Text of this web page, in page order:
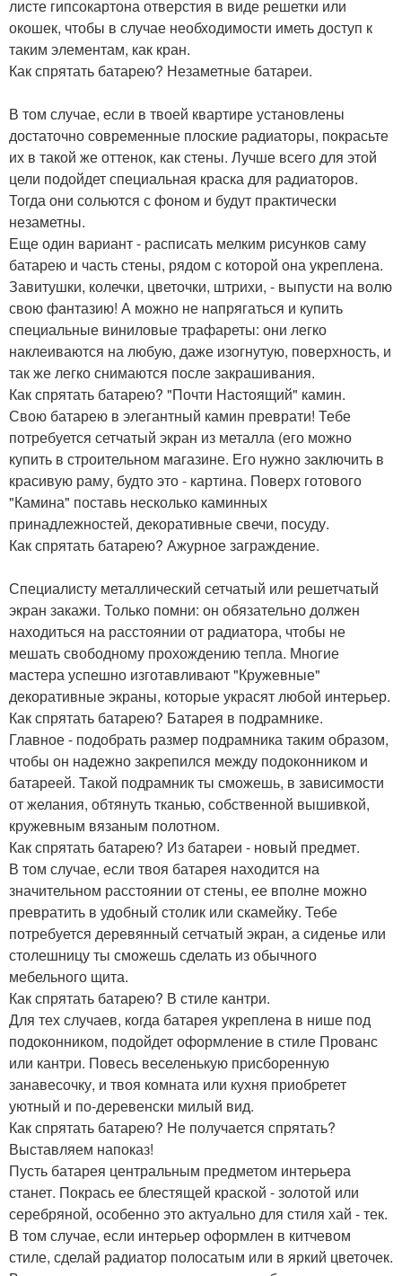
листе гипсокартона отверстия в виде решетки или
окошек, чтобы в случае необходимости иметь доступ к
таким элементам, как кран.
Как спрятать батарею? Незаметные батареи.
В том случае, если в твоей квартире установлены
достаточно современные плоские радиаторы, покрасьте
их в такой же оттенок, как стены. Лучше всего для этой
цели подойдет специальная краска для радиаторов.
Тогда они сольются с фоном и будут практически
незаметны.
Еще один вариант - расписать мелким рисунков саму
батарею и часть стены, рядом с которой она укреплена.
Завитушки, колечки, цветочки, штрихи, - выпусти на волю
свою фантазию! А можно не напрягаться и купить
специальные виниловые трафареты: они легко
наклеиваются на любую, даже изогнутую, поверхность, и
так же легко снимаются после закрашивания.
Как спрятать батарею? "Почти Настоящий" камин.
Свою батарею в элегантный камин преврати! Тебе
потребуется сетчатый экран из металла (его можно
купить в строительном магазине. Его нужно заключить в
красивую раму, будто это - картина. Поверх готового
"Камина" поставь несколько каминных
принадлежностей, декоративные свечи, посуду.
Как спрятать батарею? Ажурное заграждение.
Специалисту металлический сетчатый или решетчатый
экран закажи. Только помни: он обязательно должен
находиться на расстоянии от радиатора, чтобы не
мешать свободному прохождению тепла. Многие
мастера успешно изготавливают "Кружевные"
декоративные экраны, которые украсят любой интерьер.
Как спрятать батарею? Батарея в подрамнике.
Главное - подобрать размер подрамника таким образом,
чтобы он надежно закрепился между подоконником и
батареей. Такой подрамник ты сможешь, в зависимости
от желания, обтянуть тканью, собственной вышивкой,
кружевным вязаным полотном.
Как спрятать батарею? Из батареи - новый предмет.
В том случае, если твоя батарея находится на
значительном расстоянии от стены, ее вполне можно
превратить в удобный столик или скамейку. Тебе
потребуется деревянный сетчатый экран, а сиденье или
столешницу ты сможешь сделать из обычного
мебельного щита.
Как спрятать батарею? В стиле кантри.
Для тех случаев, когда батарея укреплена в нише под
подоконником, подойдет оформление в стиле Прованс
или кантри. Повесь веселенькую присборенную
занавесочку, и твоя комната или кухня приобретет
уютный и по-деревенски милый вид.
Как спрятать батарею? Не получается спрятать?
Выставляем напоказ!
Пусть батарея центральным предметом интерьера
станет. Покрась ее блестящей краской - золотой или
серебряной, особенно это актуально для стиля хай - тек.
В том случае, если интерьер оформлен в китчевом
стиле, сделай радиатор полосатым или в яркий цветочек.